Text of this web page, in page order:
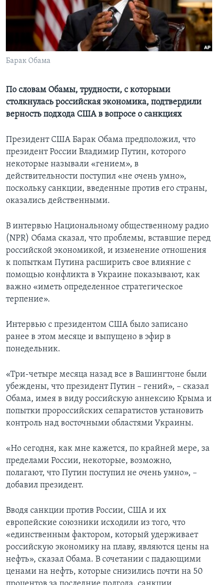
Learning English
СОЦИАЛЬНЫЕ СЕТИ
Языки
Барак Обама
По словам Обамы, трудности, с которыми
столкнулась российская экономика, подтвердили
верность подхода США в вопросе о санкциях
Президент США Барак Обама предположил, что
президент России Владимир Путин, которого
некоторые называли «гением», в
действительности поступил «не очень умно»,
поскольку санкции, введенные против его страны,
оказались действенными.
В интервью Национальному общественному радио
(NPR) Обама сказал, что проблемы, вставшие перед
российской экономикой, и изменение отношения
к попыткам Путина расширить свое влияние с
помощью конфликта в Украине показывают, как
важно «иметь определенное стратегическое
терпение».
Интервью с президентом США было записано
ранее в этом месяце и выпущено в эфир в
понедельник.
«Три-четыре месяца назад все в Вашингтоне были
убеждены, что президент Путин – гений», – сказал
Обама, имея в виду российскую аннексию Крыма и
попытки пророссийских сепаратистов установить
контроль над восточными областями Украины.
«Но сегодня, как мне кажется, по крайней мере, за
пределами России, некоторые, возможно,
полагают, что Путин поступил не очень умно», –
добавил президент.
Вводя санкции против России, США и их
европейские союзники исходили из того, что
«единственным фактором, который удерживает
российскую экономику на плаву, являются цены на
нефть», сказал Обама. В сочетании с падающими
ценами на нефть, которые снизились почти на 50